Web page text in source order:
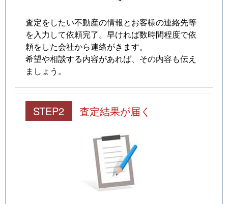
査定をしたい不動産の情報とお客様の連絡先等
を入力して依頼完了。早ければ数時間程度で依
頼をした会社から連絡がきます。
希望や相談する内容があれば、その内容も伝え
ましょう。
STEP2 査定結果が届く